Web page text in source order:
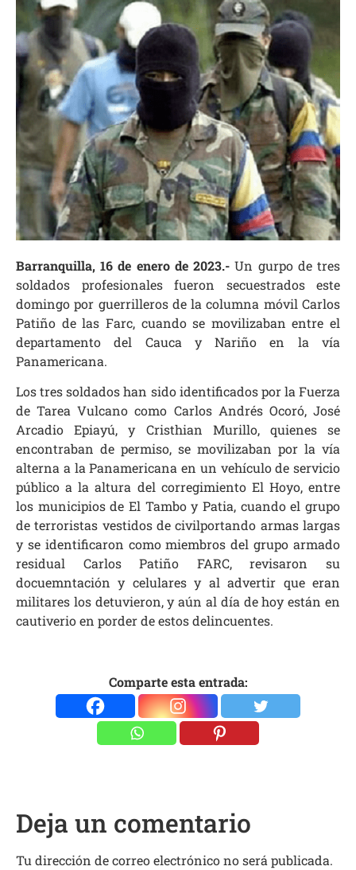
Barranquilla, 16 de enero de 2023.- Un gurpo de tres
soldados profesionales fueron secuestrados este
domingo por guerrilleros de la columna móvil Carlos
Patiño de las Farc, cuando se movilizaban entre el
departamento del Cauca y Nariño en la vía
Panamericana.
Los tres soldados han sido identificados por la Fuerza
de Tarea Vulcano como Carlos Andrés Ocoró, José
Arcadio Epiayú, y Cristhian Murillo, quienes se
encontraban de permiso, se movilizaban por la vía
alterna a la Panamericana en un vehículo de servicio
público a la altura del corregimiento El Hoyo, entre
los municipios de El Tambo y Patia, cuando el grupo
de terroristas vestidos de civilportando armas largas
y se identificaron como miembros del grupo armado
residual Carlos Patiño FARC, revisaron su
docuemntación y celulares y al advertir que eran
militares los detuvieron, y aún al día de hoy están en
cautiverio en porder de estos delincuentes.
Comparte esta entrada:
Deja un comentario
Tu dirección de correo electrónico no será publicada.